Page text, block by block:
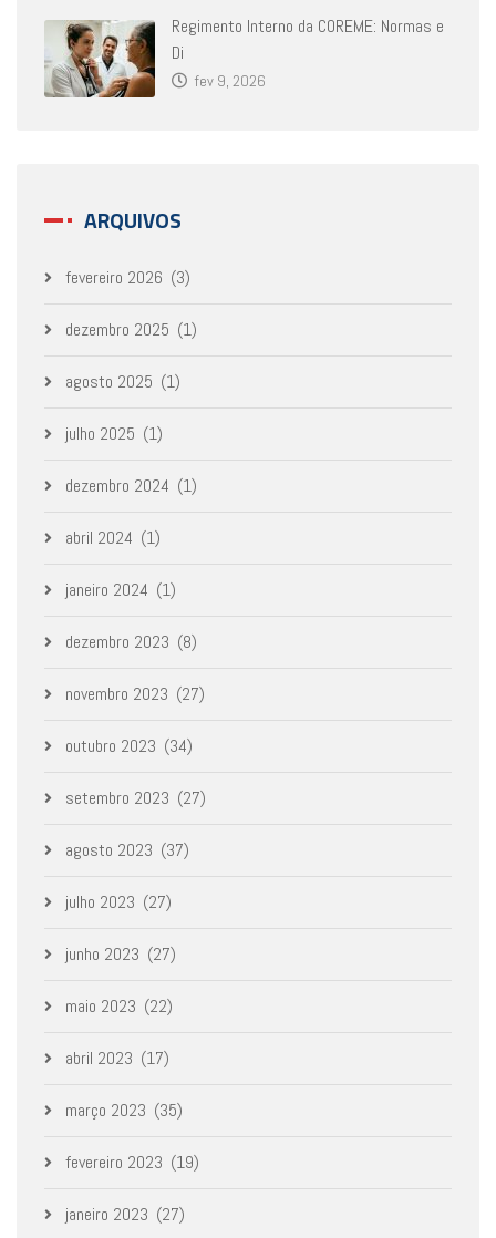
Regimento Interno da COREME: Normas e
Di
fev 9, 2026
ARQUIVOS
fevereiro 2026 (3)
dezembro 2025 (1)
agosto 2025 (1)
julho 2025 (1)
dezembro 2024 (1)
abril 2024 (1)
janeiro 2024 (1)
dezembro 2023 (8)
novembro 2023 (27)
outubro 2023 (34)
setembro 2023 (27)
agosto 2023 (37)
julho 2023 (27)
junho 2023 (27)
maio 2023 (22)
abril 2023 (17)
março 2023 (35)
fevereiro 2023 (19)
janeiro 2023 (27)